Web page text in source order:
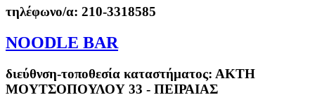
τηλέφωνο/α: 210-3318585
NOODLE BAR
διεύθνση-τοποθεσία καταστήματος: ΑΚΤΗ
ΜΟΥΤΣΟΠΟΥΛΟΥ 33 - ΠΕΙΡΑΙΑΣ